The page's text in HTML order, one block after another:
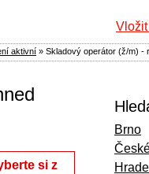
si z
Brno
aktivní » Skladový operátor (ž/m) -